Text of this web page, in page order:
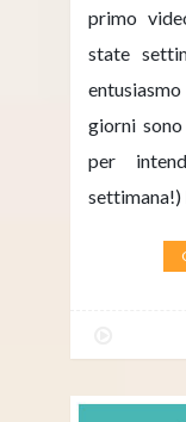
primo
state
giorni
per